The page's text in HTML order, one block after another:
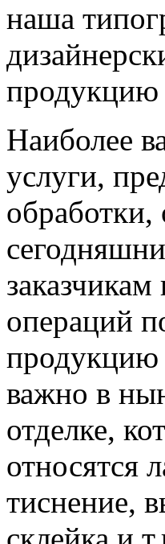
наша
продукцию
Наиболее
услуги,
обработки,
операций
продукцию
важно в
отделке,
относятся
тиснение,